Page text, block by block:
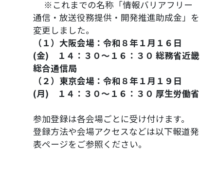
※これまでの名称「情報バリアフリー
通信・放送役務提供・開発推進助成金」を
変更しました。
（１）大阪会場：令和８年１月１６日
(金) １４：３０～１６：３０ 総務省近畿
総合通信局
（２）東京会場：令和８年１月１９日
(月) １４：３０～１６：３０ 厚生労働省
参加登録は各会場ごとに受け付けます。
登録方法や会場アクセスなどは以下報道発
表ページをご参照ください。